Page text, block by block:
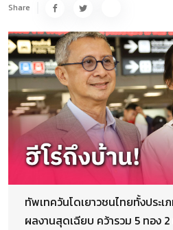
Share
ทัพเทควันโดเยาวชนไทยทั้งประ
ผลงานสุดเฉียบ คว้ารวม 5 ทอง